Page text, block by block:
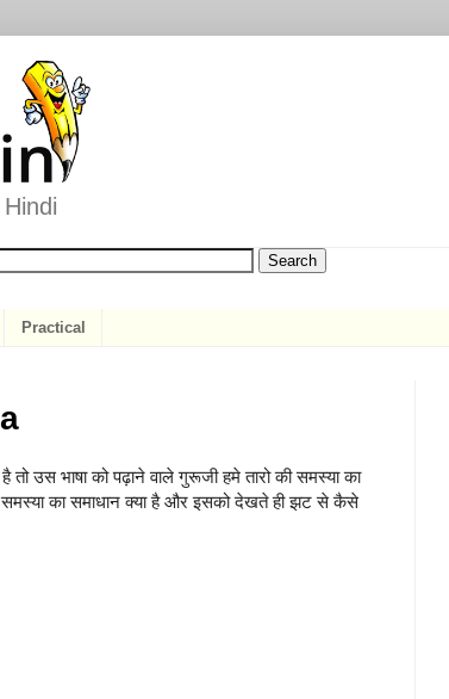
Practical
उस भाषा को पढ़ाने वाले गुरूजी हमे तारो की समस्या का
का समाधान क्या है और इसको देखते ही झट से कैसे